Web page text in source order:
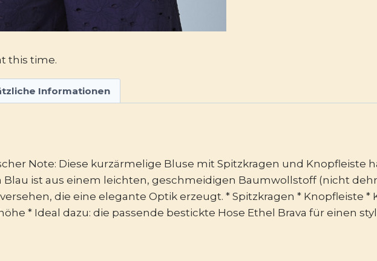
this time.
Informationen
Note: Diese kurzärmelige Bluse mit Spitzkragen und Knopfleiste
Blau ist aus einem leichten, geschmeidigen Baumwollstoff (nicht
die eine elegante Optik erzeugt. * Spitzkragen * Knopfleiste *
* Ideal dazu: die passende bestickte Hose Ethel Brava für einen